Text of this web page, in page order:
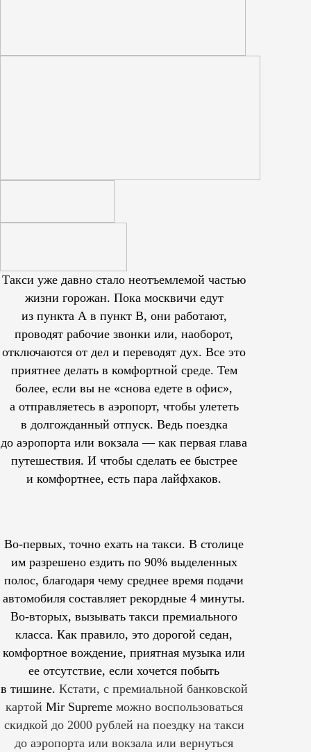
Такси уже давно стало неотъемлемой частью
жизни горожан. Пока москвичи едут
из пункта А в пункт В, они работают,
проводят рабочие звонки или, наоборот,
отключаются от дел и переводят дух. Все это
приятнее делать в комфортной среде. Тем
более, если вы не «снова едете в офис»,
а отправляетесь в аэропорт, чтобы улететь
в долгожданный отпуск. Ведь поездка
до аэропорта или вокзала — как первая глава
путешествия. И чтобы сделать ее быстрее
и комфортнее, есть пара лайфхаков.
Во-первых, точно ехать на такси. В столице
им разрешеноездить по 90% выделенных
полос, благодаря чему среднее время подачи
автомобиля составляет рекордные 4 минуты.
Во-вторых, вызывать такси премиального
класса. Как правило, это дорогой седан,
комфортное вождение, приятная музыка или
ее отсутствие, если хочется побыть
в тишине. Кстати, с премиальной банковской
картой Mir Supreme можно воспользоваться
скидкой до 2000 рублей на поездку на такси
до аэропорта или вокзала или вернуться